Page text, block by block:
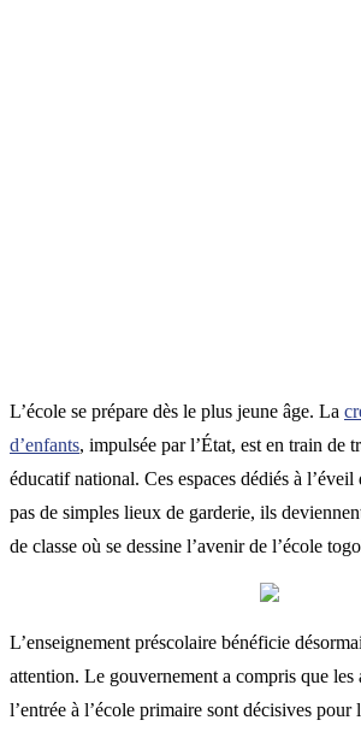
L’école se prépare dès le plus jeune âge. La
d’enfants, impulsée par l’État, est en train de
éducatif national. Ces espaces dédiés à
pas de simples lieux de garderie, ils
de classe où se dessine l’avenir de l’école
L’enseignement préscolaire bénéficie
attention. Le gouvernement a compris que les
l’entrée à l’école primaire sont décisives pour